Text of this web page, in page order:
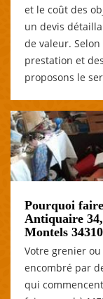
et le coût des
un devis
de valeur.
prestation et
proposons le
Pourquoi
Antiquaire
Montels
Votre grenier
encombré par
qui